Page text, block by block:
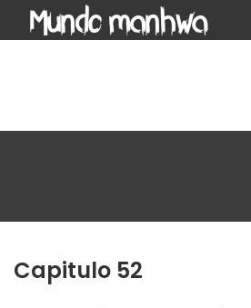
Capitulo 52